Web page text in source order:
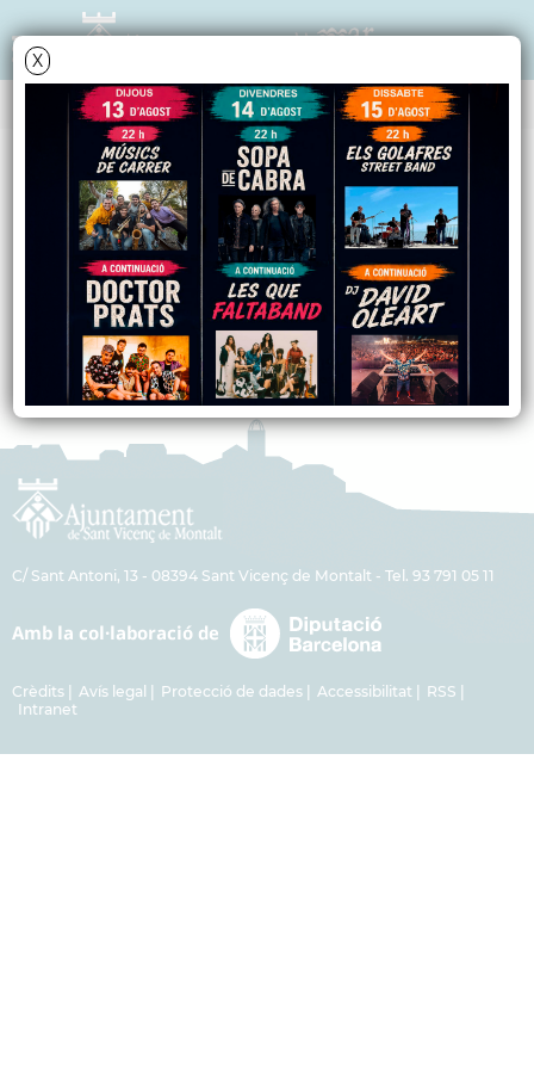
X
EQUIPAMENTS I SERVEIS
BENESTAR SOCIAL
Serveis Socials de Base
Adreça: Av. Ntra. Sra. de Montserrat, s/n
Telèfon: 93 791 17 49
C/ Sant Antoni, 13 - 08394 Sant Vicenç de Montalt - Tel. 93 791 05 11
Crèdits Avís legal Protecció de dades Accessibilitat
RSS
Intranet